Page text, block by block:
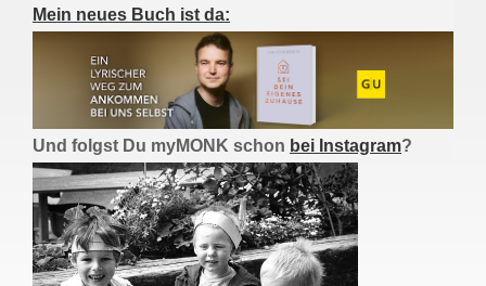
Mein neues Buch ist da:
Und folgst Du myMONK schon bei Instagram?